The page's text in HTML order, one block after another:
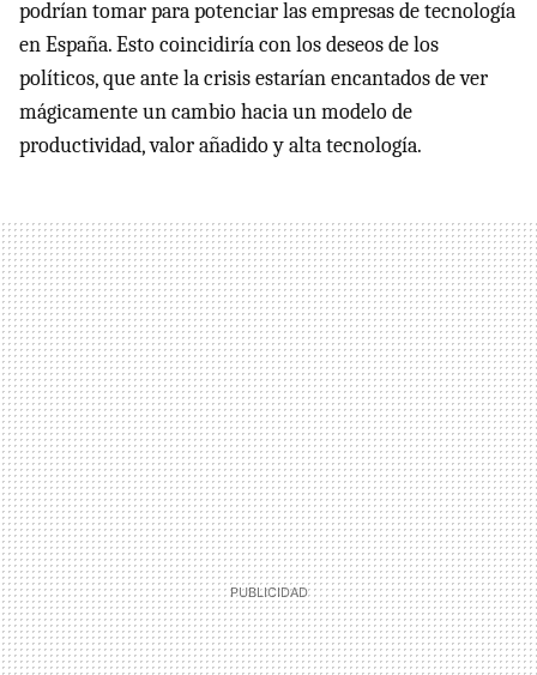
podrían tomar para potenciar las empresas de tecnología
en España. Esto coincidiría con los deseos de los
políticos, que ante la crisis estarían encantados de ver
mágicamente un cambio hacia un modelo de
productividad, valor añadido y alta tecnología.